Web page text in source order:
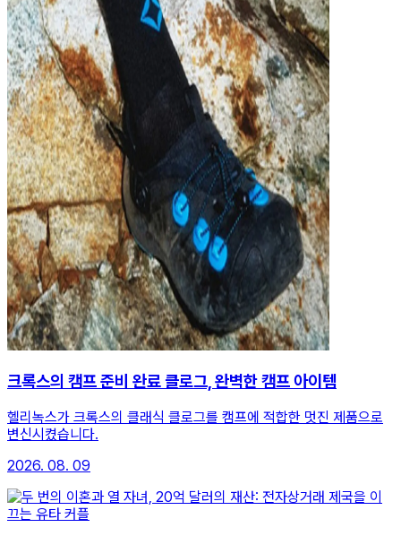
크록스의 캠프 준비 완료 클로그, 완벽한 캠프 아이템
헬리녹스가 크록스의 클래식 클로그를 캠프에 적합한 멋진 제품으로
변신시켰습니다.
2026. 08. 09